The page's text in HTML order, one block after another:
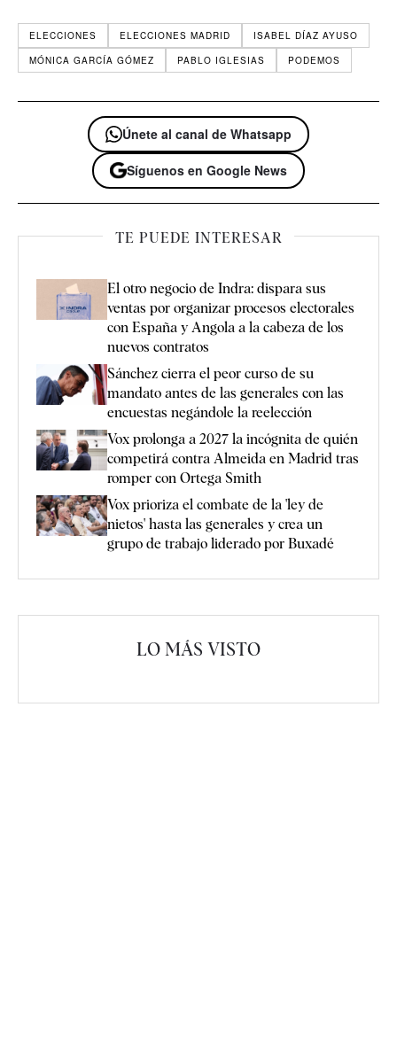
ELECCIONES ELECCIONES MADRID
ISABEL DÍAZ AYUSO
MÓNICA GARCÍA GÓMEZ
PABLO IGLESIAS PODEMOS
Únete al canal de Whatsapp
Síguenos en Google News
TE PUEDE INTERESAR
El otro negocio de Indra: dispara sus
ventas por organizar procesos electorales
con España y Angola a la cabeza de los
nuevos contratos
Sánchez cierra el peor curso de su
mandato antes de las generales con las
encuestas negándole la reelección
Vox prolonga a 2027 la incógnita de quién
competirá contra Almeida en Madrid tras
romper con Ortega Smith
Vox prioriza el combate de la 'ley de
nietos' hasta las generales y crea un
grupo de trabajo liderado por Buxadé
LO MÁS VISTO